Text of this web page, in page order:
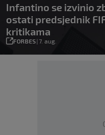
Infantino se izvinio
ostati predsjednik
kritikama
FORBES| 7. aug.